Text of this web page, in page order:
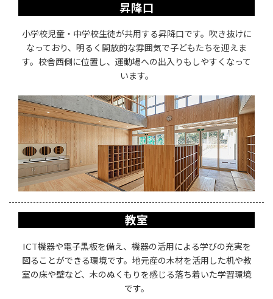
昇降口
小学校児童・中学校生徒が共用する昇降口です。吹き抜けに
なっており、明るく開放的な雰囲気で子どもたちを迎えま
す。校舎西側に位置し、運動場への出入りもしやすくなって
います。
教室
ICT機器や電子黒板を備え、機器の活用による学びの充実を
図ることができる環境です。地元産の木材を活用した机や教
室の床や壁など、木のぬくもりを感じる落ち着いた学習環境
です。